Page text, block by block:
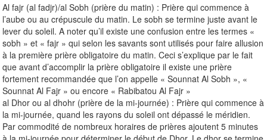
Al fajr (al fadjr)/al Sobh (prière du matin) : Prière qui commence à
l’aube ou au crépuscule du matin. Le sobh se termine juste avant le
lever du soleil. A noter qu’il existe une confusion entre les termes «
sobh » et « fajr » qui selon les savants sont utilisés pour faire allusion
à la première prière obligatoire du matin. Ceci s’explique par le fait
que avant d’accomplir la prière obligatoire il existe une prière
fortement recommandée que l’on appelle « Sounnat Al Sobh », «
Sounnat Al Fajr » ou encore « Rabibatou Al Fajr »
al Dhor ou al dhohr (prière de la mi-journée) : Prière qui commence à
la mi-journée, quand les rayons du soleil ont dépassé le méridien.
Par commodité de nombreux horaires de prières ajoutent 5 minutes